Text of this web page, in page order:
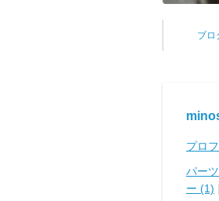
ブロ
プロ
パー
ー (1) |